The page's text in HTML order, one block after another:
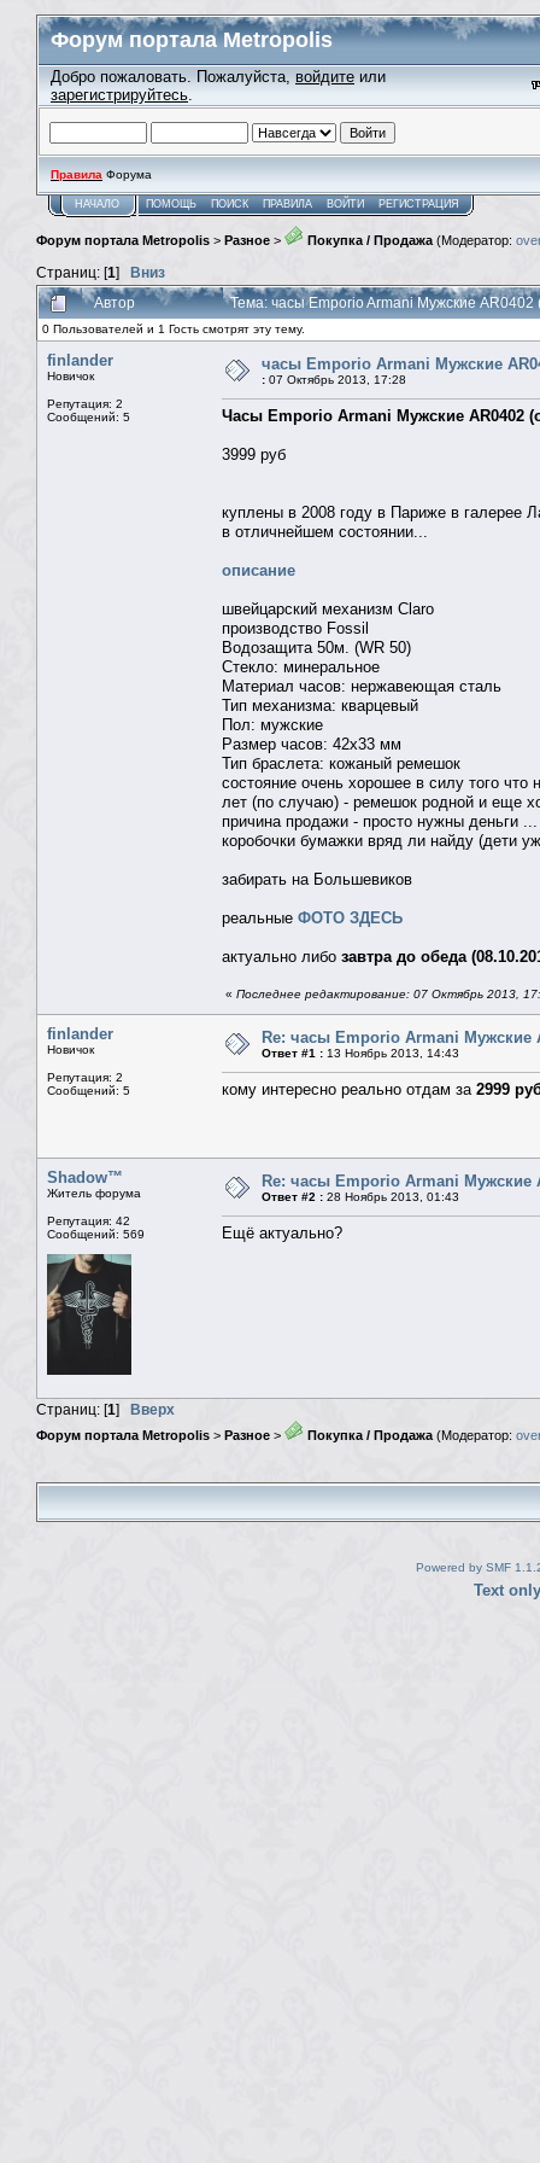
Форум портала Metropolis
Добро пожаловать. Пожалуйста, войдите или
зарегистрируйтесь.
Правила Форума
НАЧАЛО ПОМОЩЬ ПОИСК ПРАВИЛА ВОЙТИ РЕГИСТРАЦИЯ
Форум портала Metropolis > Разное > Покупка / Продажа (Модератор:
Страниц: [1]
Вниз
Автор
Тема: часы Emporio Armani Мужские
0 Пользователей и 1 Гость смотрят эту тему.
finlander
Новичок
Репутация: 2
Сообщений: 5
часы Emporio Armani Мужские
: 07 Октябрь 2013, 17:28
Часы Emporio Armani Мужские AR0402
3999 руб
куплены в 2008 году в Париже в галерее
в отличнейшем состоянии...
описание
швейцарский механизм Claro
производство Fossil
Водозащита 50м. (WR 50)
Стекло: минеральное
Материал часов: нержавеющая сталь
Тип механизма: кварцевый
Пол: мужские
Размер часов: 42x33 мм
Тип браслета: кожаный ремешок
состояние очень хорошее в силу того
лет (по случаю) - ремешок родной и еще
причина продажи - просто нужны деньги
коробочки бумажки вряд ли найду (дети
забирать на Большевиков
реальные ФОТО ЗДЕСЬ
актуально либо завтра до обеда
« Последнее редактирование: 07 Октябрь 2013,
finlander
Новичок
Репутация: 2
Сообщений: 5
Re: часы Emporio Armani Мужские
Ответ #1 : 13 Ноябрь 2013, 14:43
кому интересно реально отдам за 2999
Shadow™
Житель форума
Репутация: 42
Сообщений: 569
Re: часы Emporio Armani Мужские
Ответ #2 : 28 Ноябрь 2013, 01:43
Ещё актуально?
Страниц: [1] Вверх
Форум портала Metropolis > Разное > Покупка / Продажа (Модератор:
Powered by SMF
Text